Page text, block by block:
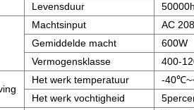
Levensduur
Machtsinput
AC
Gemiddelde macht
600W
Vermogensklasse
400-
Het werk temperatuur
-
Het werk vochtigheid